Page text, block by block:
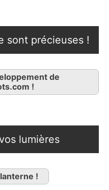
sont précieuses !
de
!
lumières
!